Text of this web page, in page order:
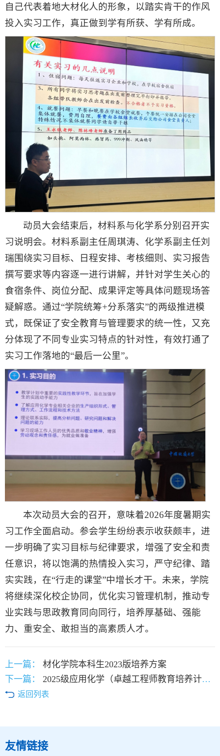
自己代表着地大材化人的形象，以踏实肯干的作风
投入实习工作，真正做到学有所获、学有所成。
动员大会结束后，材料系与化学系分别召开实
习说明会。材料系副主任周琪涛、化学系副主任刘
瑞围绕实习目标、日程安排、考核细则、实习报告
撰写要求等内容逐一进行讲解，并针对学生关心的
食宿条件、岗位分配、成果评定等具体问题现场答
疑解惑。通过“学院统筹+分系落实”的两级推进模
式，既保证了安全教育与管理要求的统一性，又充
分体现了不同专业实习特点的针对性，有效打通了
实习工作落地的“最后一公里”。
本次动员大会的召开，意味着2026年度暑期实
习工作全面启动。参会学生纷纷表示收获颇丰，进
一步明确了实习目标与纪律要求，增强了安全和责
任意识，将以饱满的热情投入实习，严守纪律、踏
实实践，在“行走的课堂”中增长才干。未来，学院
将继续深化校企协同，优化实习管理机制，推动专
业实践与思政教育同向同行，培养厚基础、强能
力、重安全、敢担当的高素质人才。
上一篇：
材化学院本科生2023版培养方案
下一篇：
2025级应用化学（卓越工程师教育培养计划）选拔结果
返回列表
友情链接